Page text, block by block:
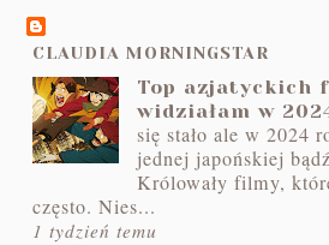
CLAUDIA MORNINGSTAR
Top azjatyckich
widziałam w
się stało ale w 2024
jednej japońskiej
Królowały filmy,
często. Nies...
1 tydzień temu